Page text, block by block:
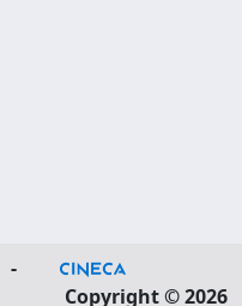
-
Copyright © 2026